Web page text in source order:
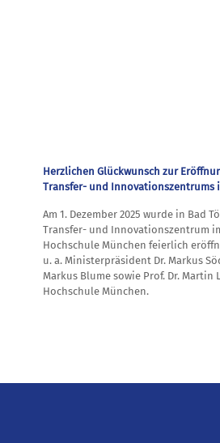
Herzlichen Glückwunsch zur
Transfer- und Innovationszentrums
Am 1. Dezember 2025 wurde in Bad
Transfer- und Innovationszentrum
Hochschule München feierlich
u. a. Ministerpräsident Dr. Markus
Markus Blume sowie Prof. Dr. Martin
Hochschule München.